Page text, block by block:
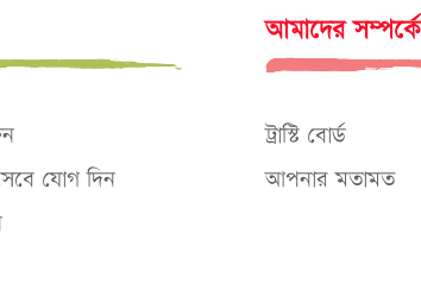
যোগ দিন
আমাদের সম্পর্কে
ট্রাস্টি বোর্ড
আপনার মতামত